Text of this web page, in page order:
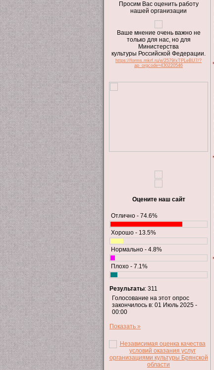
Просим Вас оценить работу
нашей организации
Ваше мнение очень важно не
только для нас, но для
Министерства
культуры Российской Федерации.
https://forms.mkrf.ru/e/2579/xTPLeBU7/?
ap_orgcode=430220546
Оцените наш сайт
Отлично - 74.6%
Хорошо - 13.5%
Нормально - 4.8%
Плохо - 7.1%
Результаты: 311
Голосование на этот опрос
закончилось в: 01 Июль 2025 -
00:00
Показать »